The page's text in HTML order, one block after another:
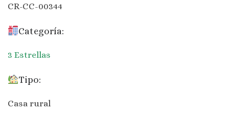
CR-CC-00344
Categoría:
3 Estrellas
Tipo:
Casa rural